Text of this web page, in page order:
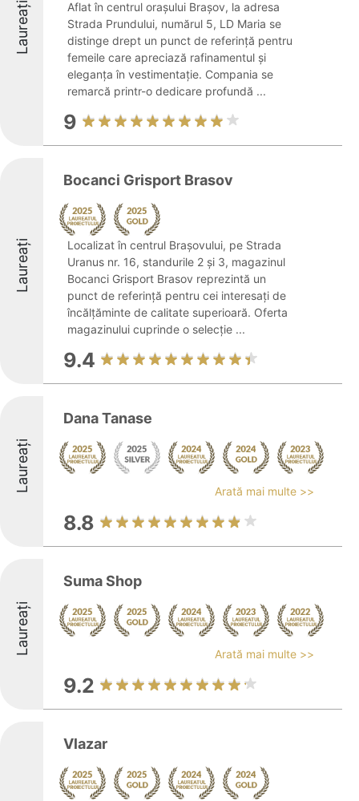
Laureați
Aflat în centrul orașului Brașov, la adresa
Strada Prundului, numărul 5, LD Maria se
distinge drept un punct de referință pentru
femeile care apreciază rafinamentul și
eleganța în vestimentație. Compania se
remarcă printr-o dedicare profundă ...
9
Laureați
Bocanci Grisport Brasov
Localizat în centrul Brașovului, pe Strada
Uranus nr. 16, standurile 2 și 3, magazinul
Bocanci Grisport Brasov reprezintă un
punct de referință pentru cei interesați de
încălțăminte de calitate superioară. Oferta
magazinului cuprinde o selecție ...
9.4
Laureați
Dana Tanase
Arată mai multe >>
8.8
Laureați
Suma Shop
Arată mai multe >>
9.2
Vlazar